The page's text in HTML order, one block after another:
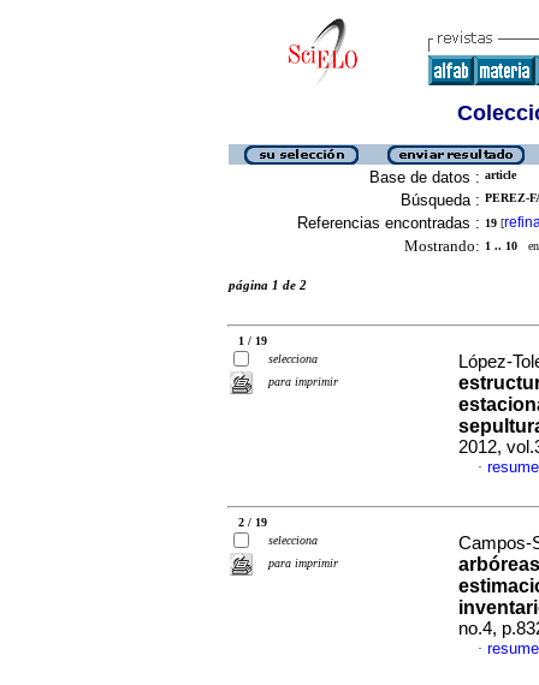
Base de datos : article
Búsqueda : PEREZ-
Referencias encontradas : 19 [
Mostrando: 1 .. 10 en
página 1 de 2
1 / 19
selecciona
para imprimir
López-
2012,
·
2 / 19
selecciona
para imprimir
Campos-
no.4,
·